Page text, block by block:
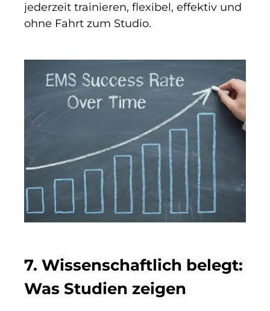
jederzeit trainieren, flexibel, effektiv und
ohne Fahrt zum Studio.
7. Wissenschaftlich belegt:
Was Studien zeigen